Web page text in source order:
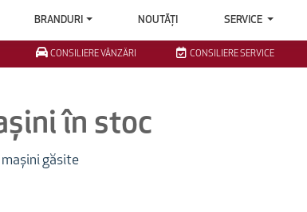
BRANDURI NOUTĂȚI SERVICE
CONSILIERE VÂNZĂRI CONSILIERE SERVICE
în stoc
găsite